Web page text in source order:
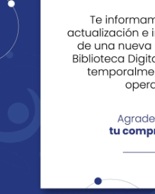
Revista Fácil Vivir
Sedes